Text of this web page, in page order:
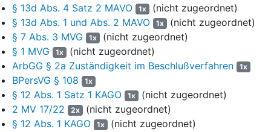
(9) Es bestehe jedoch ein Übergangsmandat der Klägerin gemäß
§ 13d MAVO
analog.
(10) § 13d MAVOregele ein Übergangsmandat für den Fall einer
betrieblichen Umstrukturierung. Grundsätzlich betreffe ein „share
deal“ lediglich eine Regelung auf Unternehmensebene. Der
Unternehmensträger bleibe derselbe, nur die Gesellschafter
wechselten. Arbeitnehmervertretungen blieben grundsätzlich im
Amt. In diesen Fällen bedürfe es eines Rückgriffs auf das
§ 13d Abs. 4 Satz 2 MAVO 1x (nicht zugeordnet)
§ 13d Abs. 1 und Abs. 2 MAVO
1x (nicht zugeordnet)
§ 7 Abs. 3 MVG
1x (nicht zugeordnet)
§ 1 MVG
1x (nicht zugeordnet)
ArbGG § 2a Zuständigkeit im Beschlußverfahren
1x
BPersVG § 108 1x
§ 12 Abs. 1 Satz 1 KAGO 1x (nicht zugeordnet)
2 MV 17/22
2x (nicht zugeordnet)
§ 12 Abs. 1 KAGO
1x (nicht zugeordnet)